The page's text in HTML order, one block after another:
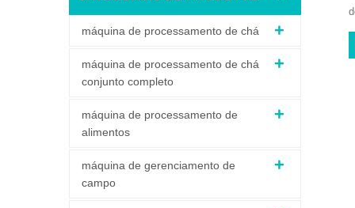
máquina de processamento de chá
máquina de processamento de chá
conjunto completo
máquina de processamento de
alimentos
máquina de gerenciamento de
campo